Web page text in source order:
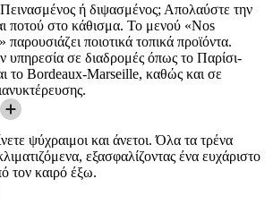
Πεινασμένος ή διψασμένος; Απολαύστε την
ποτού στο κάθισμα. Το μενού «Nos
ποιοτικά τοπικά προϊόντα.
υπηρεσία σε διαδρομές όπως το Παρίσι-
το Bordeaux-Marseille, καθώς και σε
ψύχραιμοι και άνετοι. Όλα τα τρένα
εξασφαλίζοντας ένα ευχάριστο
τον καιρό έξω.